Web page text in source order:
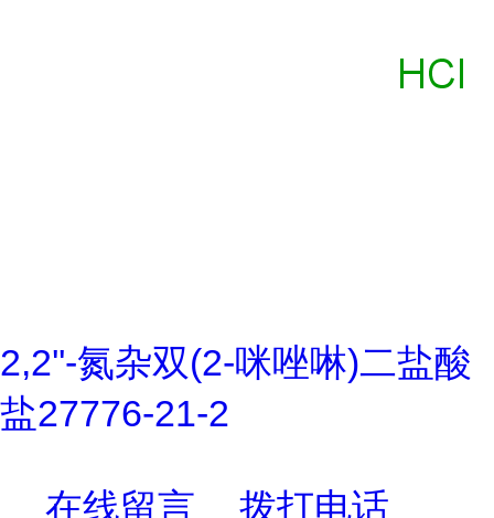
2,2''-氮杂双(2-咪唑啉)二盐酸
盐27776-21-2
在线留言 拨打电话